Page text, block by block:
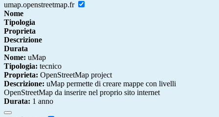
umap.openstreetmap.fr
Nome
Tipologia
Proprieta
Descrizione
Durata
Nome: uMap
Tipologia: tecnico
Proprieta: OpenStreetMap project
Descrizione: uMap permette di creare mappe con livelli
OpenStreetMap da inserire nel proprio sito internet
Durata: 1 anno